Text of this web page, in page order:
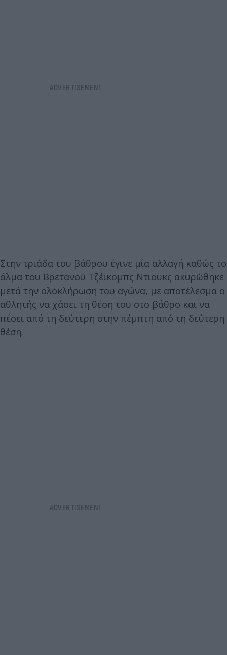
Στην τριάδα του βάθρου έγινε μία αλλαγή καθώς το
άλμα του Βρετανού Τζέικομπς Ντιουκς ακυρώθηκε
μετά την ολοκλήρωση του αγώνα, με αποτέλεσμα ο
αθλητής να χάσει τη θέση του στο βάθρο και να
πέσει από τη δεύτερη στην πέμπτη από τη δεύτερη
θέση.